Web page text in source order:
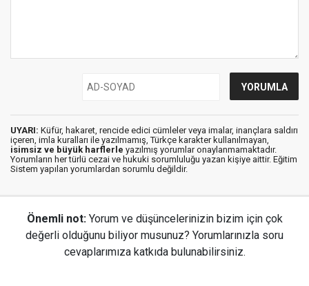
UYARI: Küfür, hakaret, rencide edici cümleler veya imalar, inançlara saldırı
içeren, imla kuralları ile yazılmamış, Türkçe karakter kullanılmayan,
isimsiz ve büyük harflerle yazılmış yorumlar onaylanmamaktadır.
Yorumların her türlü cezai ve hukuki sorumluluğu yazan kişiye aittir. Eğitim
Sistem yapılan yorumlardan sorumlu değildir.
Önemli not: Yorum ve düşüncelerinizin bizim için çok
değerli olduğunu biliyor musunuz? Yorumlarınızla soru
cevaplarımıza katkıda bulunabilirsiniz.